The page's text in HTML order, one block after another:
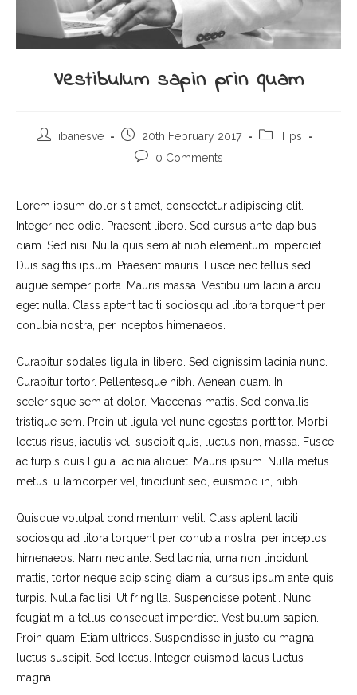
Vestibulum sapin prin quam
Post ibanesve
Post
published:
20th February 2017
PostTips
Post 0 Comments
Lorem ipsum dolor sit amet, consectetur adipiscing elit.
Integer nec odio. Praesent libero. Sed cursus ante dapibus
diam. Sed nisi. Nulla quis sem at nibh elementum imperdiet.
Duis sagittis ipsum. Praesent mauris. Fusce nec tellus sed
augue semper porta. Mauris massa. Vestibulum lacinia arcu
eget nulla. Class aptent taciti sociosqu ad litora torquent per
conubia nostra, per inceptos himenaeos.
Curabitur sodales ligula in libero. Sed dignissim lacinia nunc.
Curabitur tortor. Pellentesque nibh. Aenean quam. In
scelerisque sem at dolor. Maecenas mattis. Sed convallis
tristique sem. Proin ut ligula vel nunc egestas porttitor. Morbi
lectus risus, iaculis vel, suscipit quis, luctus non, massa. Fusce
ac turpis quis ligula lacinia aliquet. Mauris ipsum. Nulla metus
metus, ullamcorper vel, tincidunt sed, euismod in, nibh.
Quisque volutpat condimentum velit. Class aptent taciti
sociosqu ad litora torquent per conubia nostra, per inceptos
himenaeos. Nam nec ante. Sed lacinia, urna non tincidunt
mattis, tortor neque adipiscing diam, a cursus ipsum ante quis
turpis. Nulla facilisi. Ut fringilla. Suspendisse potenti. Nunc
feugiat mi a tellus consequat imperdiet. Vestibulum sapien.
Proin quam. Etiam ultrices. Suspendisse in justo eu magna
luctus suscipit. Sed lectus. Integer euismod lacus luctus
magna.